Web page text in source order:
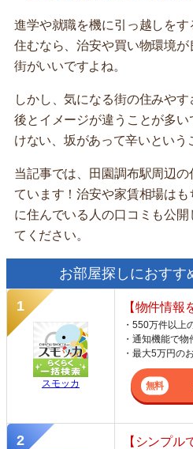
進学や就職を機に引っ越しをす
住むなら、治安や買い物環境
街がいいですよね。
しかし、気になる街の住みや
後とイメージが違うことが多
けない、坂があって辛いという
当記事では、田園調布駅周辺
ています！治安や家賃相場は
に住んでいる人の口コミも公
てください。
お部屋探しにおすす
スモッカ
【物件情報
・550万件以上
・通知機能で
・最大5万円の
【シンプル